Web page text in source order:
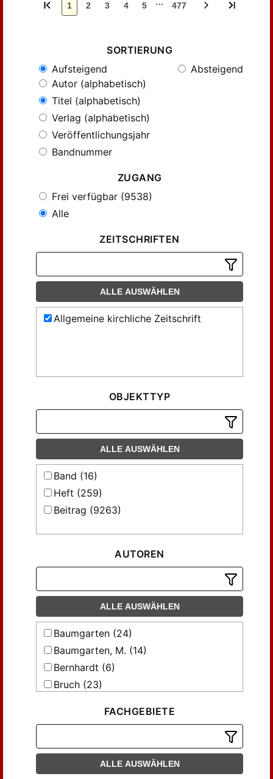
1 2 3 4 5 477
SORTIERUNG
Aufsteigend
Absteigend
Autor (alphabetisch)
Titel (alphabetisch)
Verlag (alphabetisch)
Veröffentlichungsjahr
Bandnummer
ZUGANG
Frei verfügbar (9538)
Alle
ZEITSCHRIFTEN
ALLE AUSWÄHLEN
Allgemeine kirchliche Zeitschrift
OBJEKTTYP
ALLE AUSWÄHLEN
Band (16)
Heft (259)
Beitrag (9263)
AUTOREN
ALLE AUSWÄHLEN
Baumgarten (24)
Baumgarten, M. (14)
Bernhardt (6)
Bruch (23)
Hanne, J. W. (15)
Heppe (2)
Holtzmann (96)
FACHGEBIETE
ALLE AUSWÄHLEN